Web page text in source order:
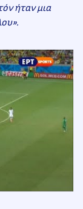
ήταν μια